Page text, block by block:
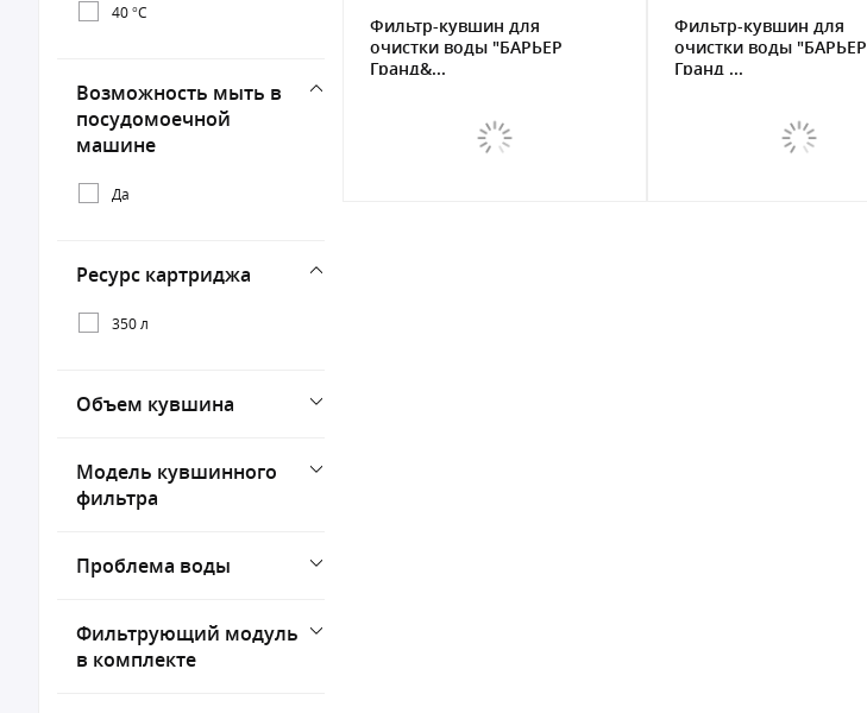
40 °C
Возможность мыть в
посудомоечной
машине
Да
Ресурс картриджа
350 л
Объем кувшина
Модель кувшинного
фильтра
Проблема воды
Фильтрующий модуль
в комплекте
Фильтр-кувшин для
очистки воды "БАРЬЕР
Гранд&...
Фильтр-кувшин для
очистки воды "БАРЬЕР
Гранд ...